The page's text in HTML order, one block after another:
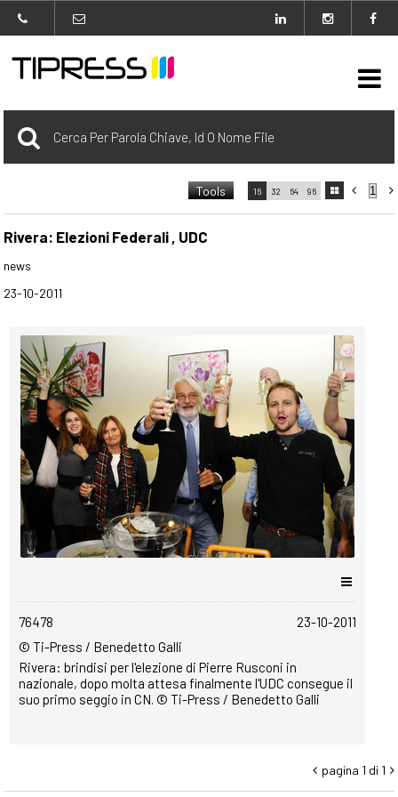
Archivio
carrello
Agenzia
copyrightfree

 
16 32 64 96 
Tools
0 Selezionato
Rivera: Elezioni Federali , UDC
news
23-10-2011
76478
23-10-2011
© Ti-Press / Benedetto Galli
Rivera: brindisi per l'elezione di Pierre Rusconi in
nazionale, dopo molta attesa finalmente l'UDC consegue il
suo primo seggio in CN. © Ti-Press / Benedetto Galli
 pagina 1 di 1 